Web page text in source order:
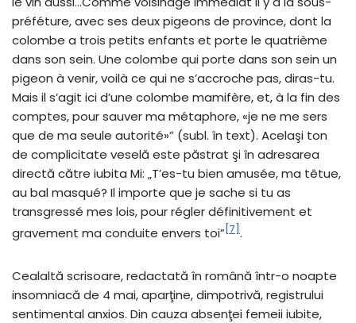
préféture, avec ses deux pigeons de province, dont la
colombe a trois petits enfants et porte le quatrième
dans son sein. Une colombe qui porte dans son sein un
pigeon à venir, voilà ce qui ne s’accroche pas, diras-tu.
Mais il s’agit ici d’une colombe mamifère, et, à la fin des
comptes, pour sauver ma métaphore, «je ne me sers
que de ma seule autorité»” (subl. în text). Acelaşi ton
de complicitate veselă este păstrat şi în adresarea
directă către iubita Mi: „T’es-tu bien amusée, ma têtue,
au bal masqué? Il importe que je sache si tu as
transgressé mes lois, pour régler définitivement et
gravement ma conduite envers toi” [7] .
Cealaltă scrisoare, redactată în română într-o noapte
insomniacă de 4 mai, aparţine, dimpotrivă, registrului
sentimental anxios. Din cauza absenţei femeii iubite,